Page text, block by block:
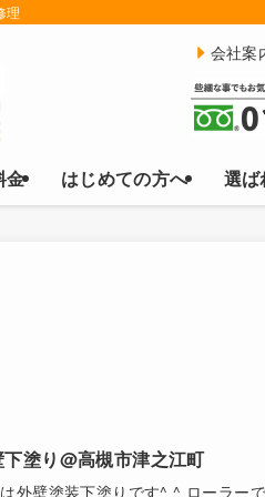
理
金 はじめての方へ 選
会社案
塗り@高槻市津之江町
外壁塗装下塗りです^ ^ ローラー